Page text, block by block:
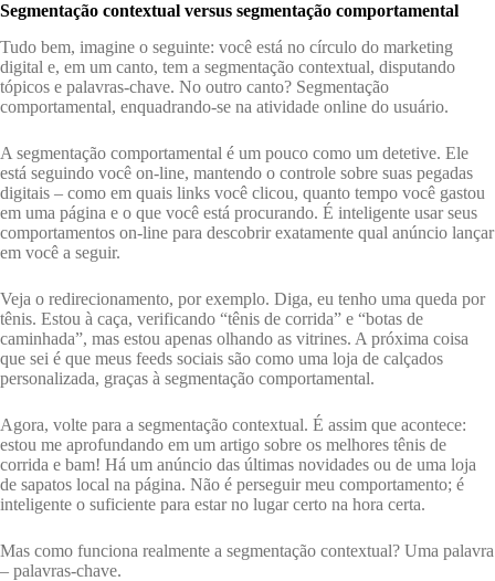
Segmentação contextual versus segmentação comportamental
Tudo bem, imagine o seguinte: você está no círculo do marketing
digital e, em um canto, tem a segmentação contextual, disputando
tópicos e palavras-chave. No outro canto? Segmentação
comportamental, enquadrando-se na atividade online do usuário.
A segmentação comportamental é um pouco como um detetive. Ele
está seguindo você on-line, mantendo o controle sobre suas pegadas
digitais – como em quais links você clicou, quanto tempo você gastou
em uma página e o que você está procurando. É inteligente usar seus
comportamentos on-line para descobrir exatamente qual anúncio lançar
em você a seguir.
Veja o redirecionamento, por exemplo. Diga, eu tenho uma queda por
tênis. Estou à caça, verificando “tênis de corrida” e “botas de
caminhada”, mas estou apenas olhando as vitrines. A próxima coisa
que sei é que meus feeds sociais são como uma loja de calçados
personalizada, graças à segmentação comportamental.
Agora, volte para a segmentação contextual. É assim que acontece:
estou me aprofundando em um artigo sobre os melhores tênis de
corrida e bam! Há um anúncio das últimas novidades ou de uma loja
de sapatos local na página. Não é perseguir meu comportamento; é
inteligente o suficiente para estar no lugar certo na hora certa.
Mas como funciona realmente a segmentação contextual? Uma palavra
– palavras-chave.